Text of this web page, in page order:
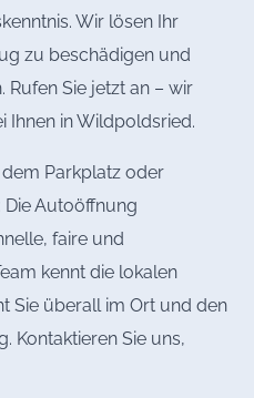
Wir lösen Ihr
zu beschädigen und
Rufen Sie jetzt an – wir
Ihnen in Wildpoldsried.
Parkplatz oder
Autoöffnung
faire und
kennt die lokalen
Sie überall im Ort und den
Kontaktieren Sie uns,